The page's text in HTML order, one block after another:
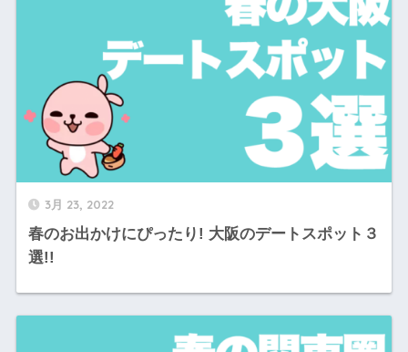
3月 23, 2022
春のお出かけにぴったり! 大阪のデートスポット３
選!!